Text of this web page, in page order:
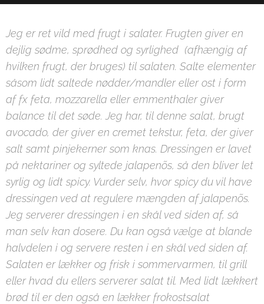
Jeg er ret vild med frugt i salater. Frugten giver en
dejlig sødme, sprødhed og syrlighed (afhængig af
hvilken frugt, der bruges) til salaten. Salte elementer
såsom lidt saltede nødder/mandler eller ost i form
af fx feta, mozzarella eller emmenthaler giver
balance til det søde. Jeg har, til denne salat, brugt
avocado, der giver en cremet tekstur, feta, der giver
salt samt pinjekerner som knas. Dressingen er lavet
på nektariner og syltede jalapenõs, så den bliver let
syrlig og lidt spicy. Vurder selv, hvor spicy du vil have
dressingen ved at regulere mængden af jalapenõs.
Jeg serverer dressingen i en skål ved siden af, så
man selv kan dosere. Du kan også vælge at blande
halvdelen i og servere resten i en skål ved siden af.
Salaten er lækker og frisk i sommervarmen, til grill
eller hvad du ellers serverer salat til. Med lidt lækkert
brød til er den også en lækker frokostsalat